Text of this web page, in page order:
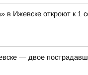
Ижевске откроют к 1
— двое